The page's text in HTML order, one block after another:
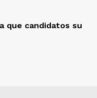
que candidatos su